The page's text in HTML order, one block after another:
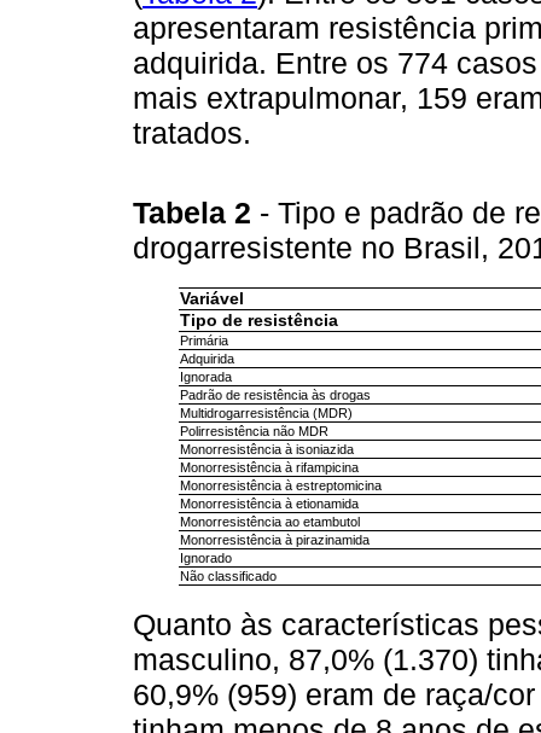
apresentaram resistência
adquirida. Entre os 774
mais extrapulmonar, 159
tratados.
Tabela 2 - Tipo e padrão de
drogarresistente no Brasil,
Variável
Tipo de resistência
Primária
Adquirida
Ignorada
Padrão de resistência às drogas
Multidrogarresistência (MDR)
Polirresistência não MDR
Monorresistência à isoniazida
Monorresistência à rifampicina
Monorresistência à estreptomicina
Monorresistência à etionamida
Monorresistência ao etambutol
Monorresistência à pirazinamida
Ignorado
Não classificado
Quanto às características
masculino, 87,0% (1.370)
60,9% (959) eram de raça/